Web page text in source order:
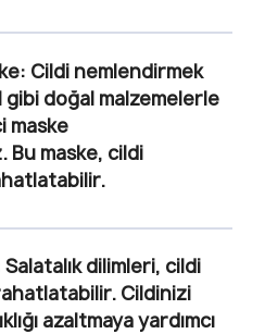
: Cildi nemlendirmek
doğal malzemelerle
maske
Bu maske, cildi
Salatalık dilimleri, cildi
Cildinizi
azaltmaya yardımcı